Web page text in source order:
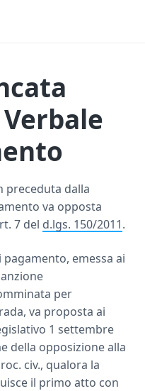
preceduta dalla
va opposta
7 del d.lgs. 150/2011.
pagamento, emessa ai
per
va proposta ai
1 settembre
della opposizione alla
civ., qualora la
il primo atto con